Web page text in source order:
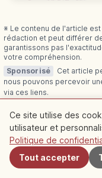
※ Le contenu de l'article
rédaction et peut différer
garantissons pas
votre compréhension.
Sponsorisé
Cet article
nous pouvons percevoir
via ces liens.
Ce site utilise des
utilisateur et
Politique de
Tout accepter